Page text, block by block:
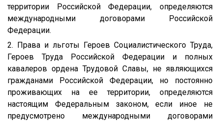
территории Российской Федерации, определяются
международными договорами Российской
Федерации.
2. Права и льготы Героев Социалистического Труда,
Героев Труда Российской Федерации и полных
кавалеров ордена Трудовой Славы, не являющихся
гражданами Российской Федерации, но постоянно
проживающих на ее территории, определяются
настоящим Федеральным законом, если иное не
предусмотрено международными договорами